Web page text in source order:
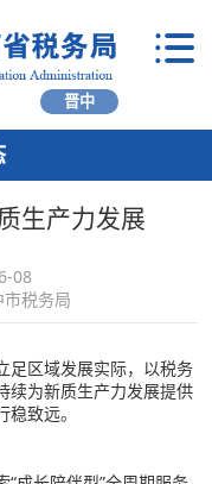
晋中
生产力发展
08
税务局
足区域发展实际，以税务
续为新质生产力发展提供
致远。